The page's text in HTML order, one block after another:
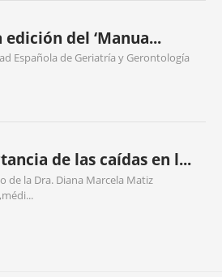
edición del ‘Manua...
Española de Geriatría y Gerontología
de las caídas en l...
de la Dra. Diana Marcela Matiz